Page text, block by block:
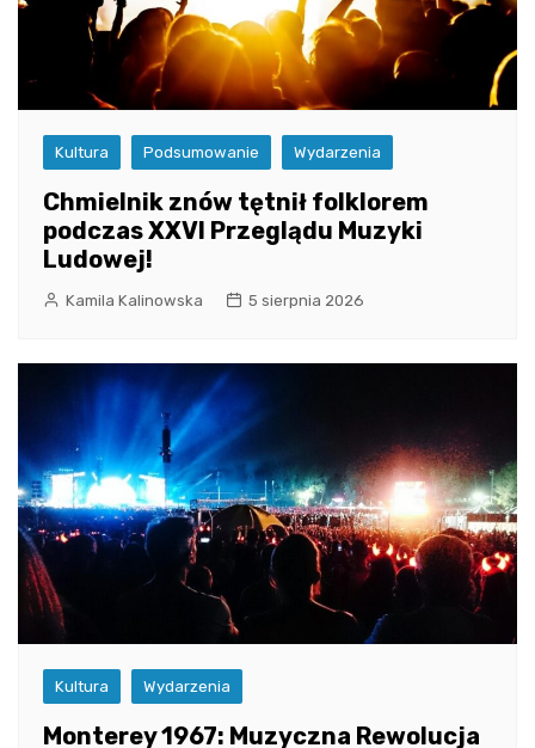
Kultura Podsumowanie Wydarzenia
Chmielnik znów tętnił folklorem
podczas XXVI Przeglądu Muzyki
Ludowej!
Kamila Kalinowska 5 sierpnia 2026
Kultura Wydarzenia
Monterey 1967: Muzyczna Rewolucja